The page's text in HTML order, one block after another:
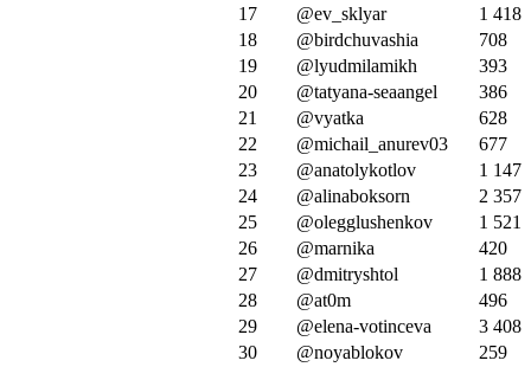
17
@ev_sklyar
1 418
18
@birdchuvashia
708
19
@lyudmilamikh
393
20
@tatyana-seaangel
386
21
@vyatka
628
22
@michail_anurev03
677
23
@anatolykotlov
1 147
24
@alinaboksorn
2 357
25
@olegglushenkov
1 521
26
@marnika
420
27
@dmitryshtol
1 888
28
@at0m
496
29
@elena-votinceva
3 408
30
@noyablokov
259